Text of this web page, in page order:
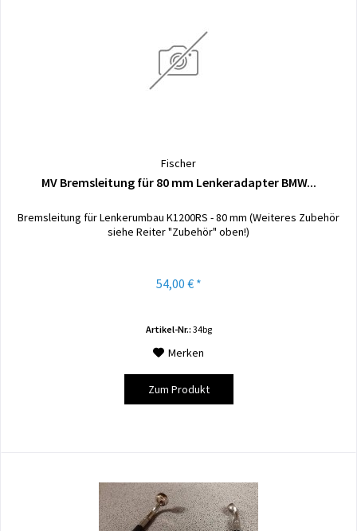
Fischer
MV Bremsleitung für 80 mm Lenkeradapter BMW...
Bremsleitung für Lenkerumbau K1200RS - 80 mm (Weiteres Zubehör
siehe Reiter "Zubehör" oben!)
54,00 € *
Artikel-Nr.: 34bg
Merken
Zum Produkt